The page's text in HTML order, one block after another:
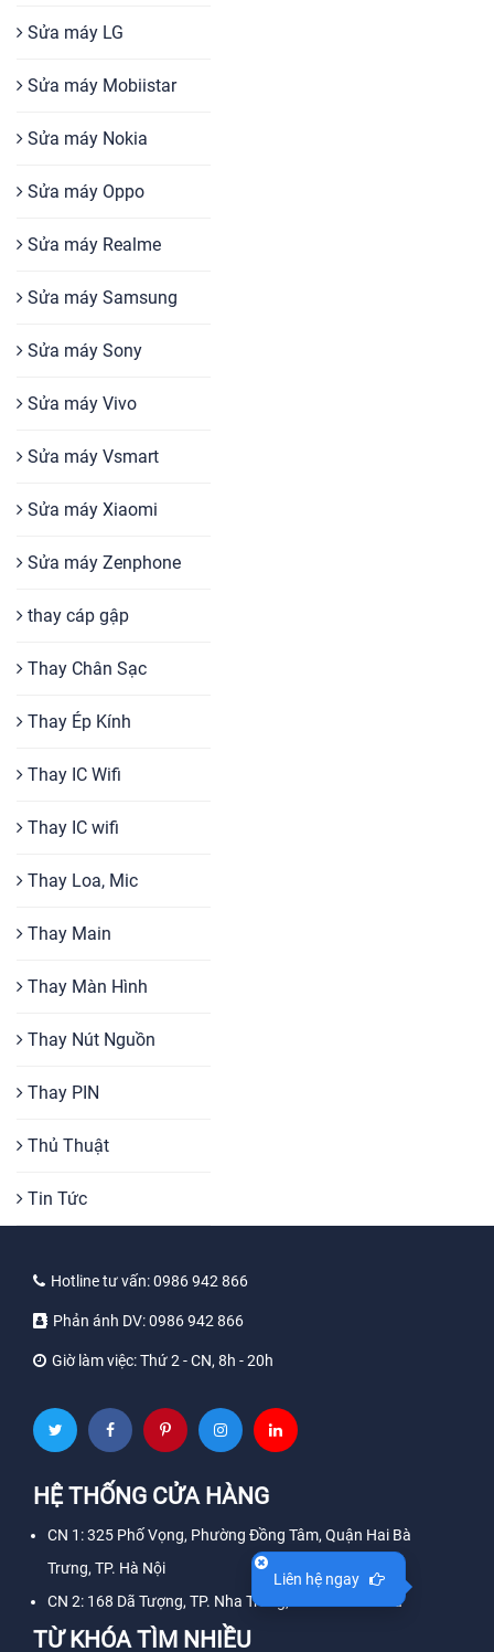
Sửa máy LG
Sửa máy Mobiistar
Sửa máy Nokia
Sửa máy Oppo
Sửa máy Realme
Sửa máy Samsung
Sửa máy Sony
Sửa máy Vivo
Sửa máy Vsmart
Sửa máy Xiaomi
Sửa máy Zenphone
thay cáp gập
Thay Chân Sạc
Thay Ép Kính
Thay IC Wifi
Thay IC wifi
Thay Loa, Mic
Thay Main
Thay Màn Hình
Thay Nút Nguồn
Thay PIN
Thủ Thuật
Tin Tức
Hotline tư vấn:0986 942 866
Phản ánh DV:0986 942 866
Giờ làm việc:Thứ 2 - CN, 8h - 20h
HỆ THỐNG CỬA HÀNG
CN 1: 325 Phố Vọng, Phường Đồng Tâm, Quận Hai Bà
Trưng, TP. Hà Nội
CN 2: 168 Dã Tượng, TP. Nha Trang, Tỉnh Khánh Hòa
TỪ KHÓA TÌM NHIỀU
Liên hệ ngay